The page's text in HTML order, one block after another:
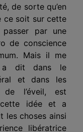
de sorte qu’en
ce soit sur cette
par une
de conscience
Mais il me
a dit dans le
et dans les
de l’éveil, est
idée et a
les choses ainsi
libératrice